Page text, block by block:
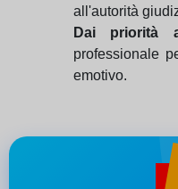
all'autorità
Dai priorità
professionale
emotivo.